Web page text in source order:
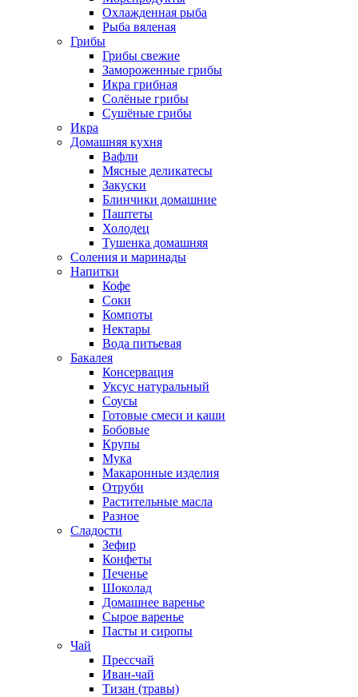
Охлажденная рыба
Рыба вяленая
Грибы
Грибы свежие
Замороженные грибы
Икра грибная
Солёные грибы
Сушёные грибы
Икра
Домашняя кухня
Вафли
Мясные деликатесы
Закуски
Блинчики домашние
Паштеты
Холодец
Тушенка домашняя
Соления и маринады
Напитки
Кофе
Соки
Компоты
Нектары
Вода питьевая
Бакалея
Консервация
Уксус натуральный
Соусы
Готовые смеси и каши
Бобовые
Крупы
Мука
Макаронные изделия
Отруби
Растительные масла
Разное
Сладости
Зефир
Конфеты
Печенье
Шоколад
Домашнее варенье
Сырое варенье
Пасты и сиропы
Чай
Прессчай
Иван-чай
Тизан (травы)